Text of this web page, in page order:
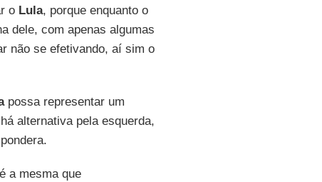
o Lula, porque enquanto o
dele, com apenas algumas
não se efetivando, aí sim o
possa representar um
alternativa pela esquerda,
a mesma que